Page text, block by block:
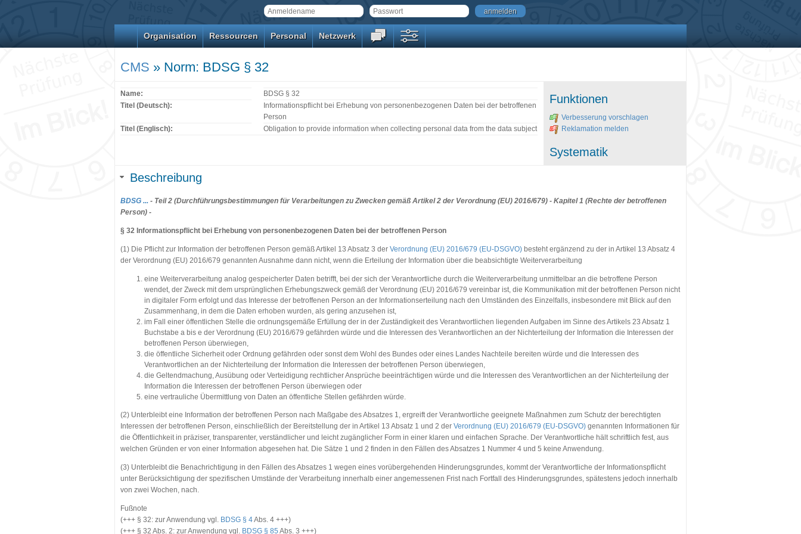
anmelden
Organisation Ressourcen Personal Netzwerk
CMS » Norm: BDSG § 32
Name:
BDSG § 32
Titel (Deutsch):
Informationspflicht bei Erhebung von personenbezogenen Daten bei der betroffenen
Person
Titel (Englisch):
Obligation to provide information when collecting personal data from the data subject
Funktionen
Verbesserung vorschlagen
Reklamation melden
Systematik
Beschreibung
BDSG ... - Teil 2 (Durchführungsbestimmungen für Verarbeitungen zu Zwecken gemäß Artikel 2 der Verordnung (EU) 2016/679) - Kapitel 1 (Rechte der betroffenen
Person) -
§ 32 Informationspflicht bei Erhebung von personenbezogenen Daten bei der betroffenen Person
(1) Die Pflicht zur Information der betroffenen Person gemäß Artikel 13 Absatz 3 der Verordnung (EU) 2016/679 (EU-DSGVO) besteht ergänzend zu der in Artikel 13 Absatz 4
der Verordnung (EU) 2016/679 genannten Ausnahme dann nicht, wenn die Erteilung der Information über die beabsichtigte Weiterverarbeitung
eine Weiterverarbeitung analog gespeicherter Daten betrifft, bei der sich der Verantwortliche durch die Weiterverarbeitung unmittelbar an die betroffene Person
wendet, der Zweck mit dem ursprünglichen Erhebungszweck gemäß der Verordnung (EU) 2016/679 vereinbar ist, die Kommunikation mit der betroffenen Person nicht
in digitaler Form erfolgt und das Interesse der betroffenen Person an der Informationserteilung nach den Umständen des Einzelfalls, insbesondere mit Blick auf den
Zusammenhang, in dem die Daten erhoben wurden, als gering anzusehen ist,
im Fall einer öffentlichen Stelle die ordnungsgemäße Erfüllung der in der Zuständigkeit des Verantwortlichen liegenden Aufgaben im Sinne des Artikels 23 Absatz 1
Buchstabe a bis e der Verordnung (EU) 2016/679 gefährden würde und die Interessen des Verantwortlichen an der Nichterteilung der Information die Interessen der
betroffenen Person überwiegen,
die öffentliche Sicherheit oder Ordnung gefährden oder sonst dem Wohl des Bundes oder eines Landes Nachteile bereiten würde und die Interessen des
Verantwortlichen an der Nichterteilung der Information die Interessen der betroffenen Person überwiegen,
die Geltendmachung, Ausübung oder Verteidigung rechtlicher Ansprüche beeinträchtigen würde und die Interessen des Verantwortlichen an der Nichterteilung der
Information die Interessen der betroffenen Person überwiegen oder
eine vertrauliche Übermittlung von Daten an öffentliche Stellen gefährden würde.
(2) Unterbleibt eine Information der betroffenen Person nach Maßgabe des Absatzes 1, ergreift der Verantwortliche geeignete Maßnahmen zum Schutz der berechtigten
Interessen der betroffenen Person, einschließlich der Bereitstellung der in Artikel 13 Absatz 1 und 2 der Verordnung (EU) 2016/679 (EU-DSGVO) genannten Informationen für
die Öffentlichkeit in präziser, transparenter, verständlicher und leicht zugänglicher Form in einer klaren und einfachen Sprache. Der Verantwortliche hält schriftlich fest, aus
welchen Gründen er von einer Information abgesehen hat. Die Sätze 1 und 2 finden in den Fällen des Absatzes 1 Nummer 4 und 5 keine Anwendung.
(3) Unterbleibt die Benachrichtigung in den Fällen des Absatzes 1 wegen eines vorübergehenden Hinderungsgrundes, kommt der Verantwortliche der Informationspflicht
unter Berücksichtigung der spezifischen Umstände der Verarbeitung innerhalb einer angemessenen Frist nach Fortfall des Hinderungsgrundes, spätestens jedoch innerhalb
von zwei Wochen, nach.
Fußnote
(+++ § 32: zur Anwendung vgl. BDSG § 4Abs. 4 +++)
(+++ § 32 Abs. 2: zur Anwendung vgl. BDSG § 85 Abs. 3 +++)